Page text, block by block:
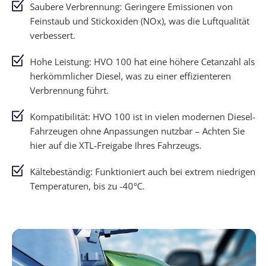
Saubere Verbrennung: Geringere Emissionen von
Feinstaub und Stickoxiden (NOx), was die Luftqualität
verbessert.
Hohe Leistung: HVO 100 hat eine höhere Cetanzahl als
herkömmlicher Diesel, was zu einer effizienteren
Verbrennung führt.
Kompatibilität: HVO 100 ist in vielen modernen Diesel-
Fahrzeugen ohne Anpassungen nutzbar – Achten Sie
hier auf die XTL-Freigabe Ihres Fahrzeugs.
Kältebeständig: Funktioniert auch bei extrem niedrigen
Temperaturen, bis zu -40°C.